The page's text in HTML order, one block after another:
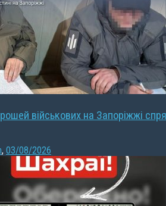
військових на Запоріжжі
, 03/08/2026